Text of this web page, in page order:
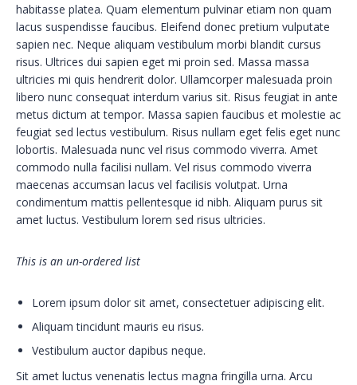
habitasse platea. Quam elementum pulvinar etiam non quam
lacus suspendisse faucibus. Eleifend donec pretium vulputate
sapien nec. Neque aliquam vestibulum morbi blandit cursus
risus. Ultrices dui sapien eget mi proin sed. Massa massa
ultricies mi quis hendrerit dolor. Ullamcorper malesuada proin
libero nunc consequat interdum varius sit. Risus feugiat in ante
metus dictum at tempor. Massa sapien faucibus et molestie ac
feugiat sed lectus vestibulum. Risus nullam eget felis eget nunc
lobortis. Malesuada nunc vel risus commodo viverra. Amet
commodo nulla facilisi nullam. Vel risus commodo viverra
maecenas accumsan lacus vel facilisis volutpat. Urna
condimentum mattis pellentesque id nibh. Aliquam purus sit
amet luctus. Vestibulum lorem sed risus ultricies.
This is an un-ordered list
Lorem ipsum dolor sit amet, consectetuer adipiscing elit.
Aliquam tincidunt mauris eu risus.
Vestibulum auctor dapibus neque.
Sit amet luctus venenatis lectus magna fringilla urna. Arcu